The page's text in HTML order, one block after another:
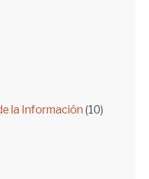
la Información (10)